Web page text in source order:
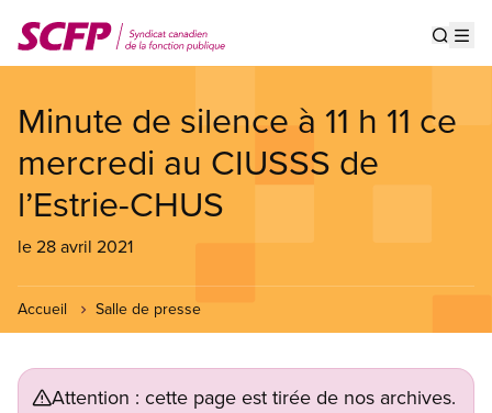
au
contenu
Minute de silence à 11 h 11 ce
mercredi au CIUSSS de
l’Estrie-CHUS
le 28 avril 2021
Accueil Salle de presse
Attention : cette page est tirée de nos archives.